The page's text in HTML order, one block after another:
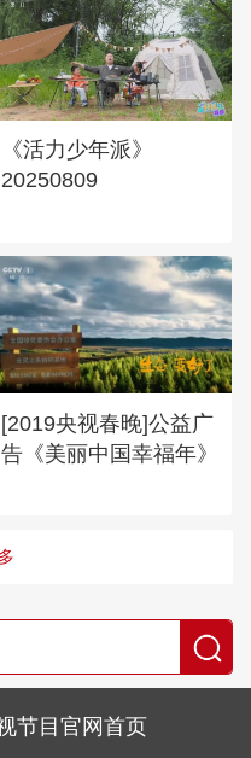
《活力少年派》
20250809
[2019央视春晚]公益广
告《美丽中国幸福年》
节目官网首页